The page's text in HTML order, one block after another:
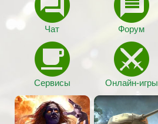
Чат Форум
Сервисы Онлайн-игры